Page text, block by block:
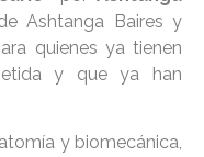
Ashtanga Baires y
quienes ya tienen
y que ya han
y biomecánica,